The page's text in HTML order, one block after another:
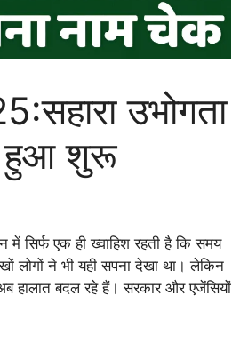
उभोगता
हुआ शुरू
एक ही ख्वाहिश रहती है कि समय
लोगों ने भी यही सपना देखा था। लेकिन
हालात बदल रहे हैं। सरकार और एजेंसियों